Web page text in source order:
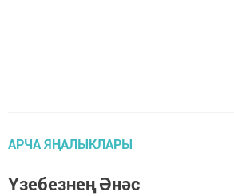
АРЧА ЯҢАЛЫКЛАРЫ
Үзебезнең Әнәс